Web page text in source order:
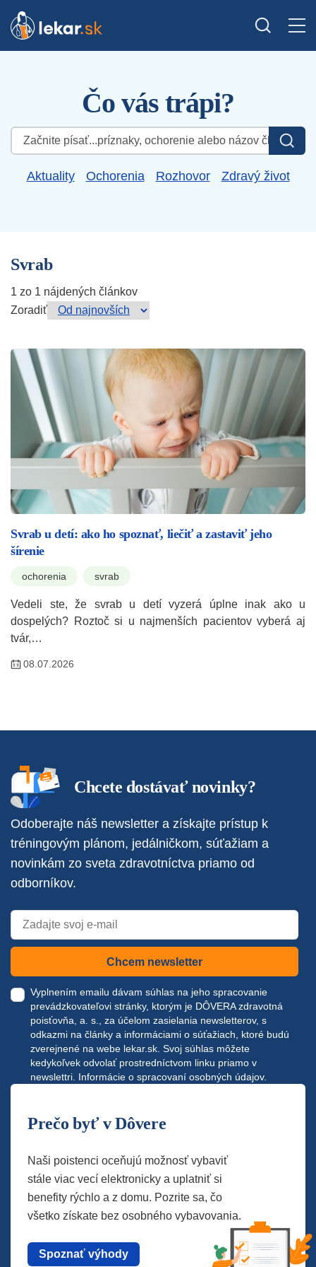
Čo vás trápi?
Hľadať:
Aktuality Ochorenia Rozhovor Zdravý život
Svrab
1 zo 1 nájdených článkov
Zoradiť
Svrab u detí: ako ho spoznať, liečiť a zastaviť jeho
šírenie
ochorenia svrab
Vedeli ste, že svrab u detí vyzerá úplne inak ako u
dospelých? Roztoč si u najmenších pacientov vyberá aj
tvár,…
08.07.2026
Chcete dostávať novinky?
Odoberajte náš newsletter a získajte prístup k
tréningovým plánom, jedálničkom, súťažiam a
novinkám zo sveta zdravotníctva priamo od
odborníkov.
Chcem newsletter
Vyplnením emailu dávam súhlas na jeho spracovanie
prevádzkovateľovi stránky, ktorým je DÔVERA zdravotná
poisťovňa, a. s., za účelom zasielania newsletterov, s
odkazmi na články a informáciami o súťažiach, ktoré budú
zverejnené na webe lekar.sk . Svoj súhlas môžete
kedykoľvek odvolať prostredníctvom linku priamo v
newslettri. Informácie o spracovaní osobných údajov.
Prečo byť v Dôvere
Naši poistenci oceňujú možnosť vybaviť
stále viac vecí elektronicky a uplatniť si
benefity rýchlo a z domu. Pozrite sa, čo
všetko získate bez osobného vybavovania.
Spoznať výhody